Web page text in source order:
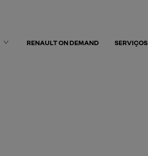
RENAULT ON DEMAND SERVIÇOS